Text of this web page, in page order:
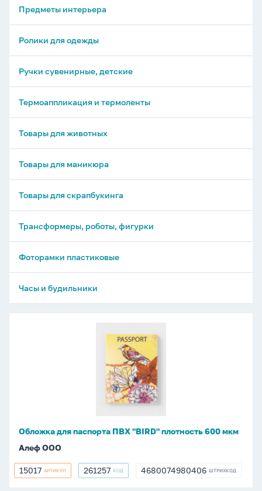
Предметы интерьера
Ролики для одежды
Ручки сувенирные, детские
Термоаппликация и термоленты
Товары для животных
Товары для маникюра
Товары для скрапбукинга
Трансформеры, роботы, фигурки
Фоторамки пластиковые
Часы и будильники
Обложка для паспорта ПВХ "BIRD" плотность 600 мкм
Алеф ООО
15017
15017 АРТИКУЛ 261257
261257 КОД 4680074980406
4680074980406 ШТРИХКОД